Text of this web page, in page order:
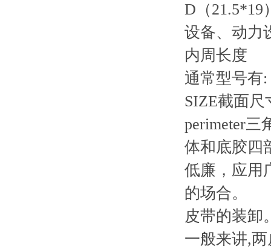
D（21.5*19
设备、动力
内周长度
通常型号有
SIZE截面尺
perimeter三
体和底胶四
低廉，应用
的场合。
皮带的装卸
一般来讲,